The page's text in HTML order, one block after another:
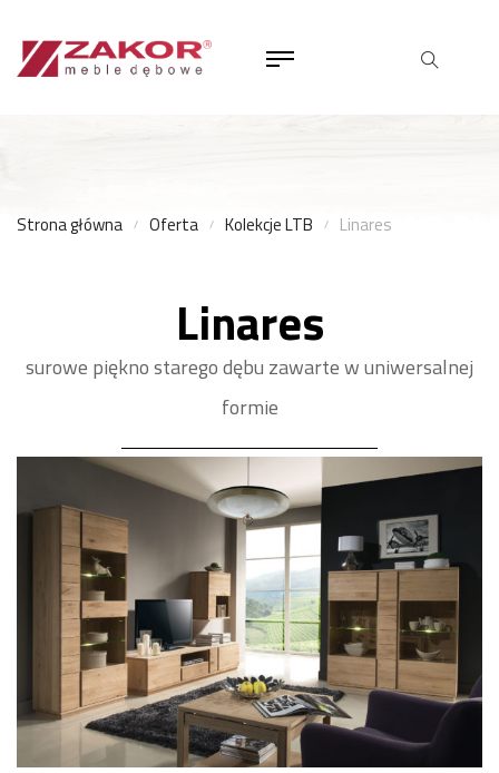
Strona główna Oferta Kolekcje LTB Linares
Linares
surowe piękno starego dębu zawarte w uniwersalnej
formie